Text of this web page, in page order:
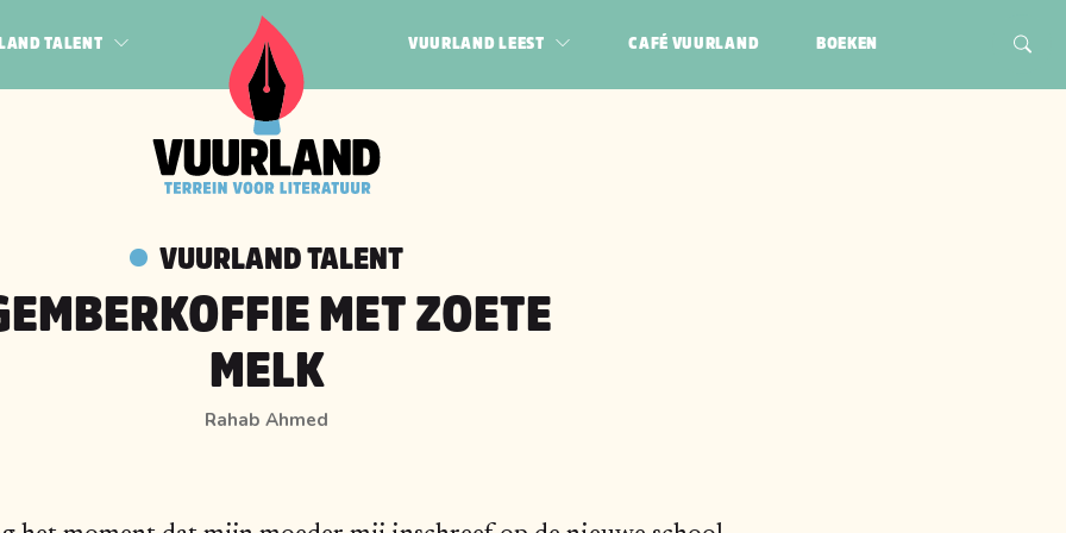
TALENT VUURLAND LEEST
POËZIE
CAFÉ VUURLAND BOEKEN
VUURLAND TALENT
MET ZOETE
MELK
Rahab Ahmed